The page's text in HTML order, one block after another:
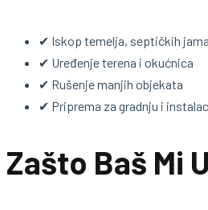
✔ Iskop temelja, septičkih
✔ Uređenje terena i okućnica
✔ Rušenje manjih objekata
✔ Priprema za gradnju i
Zašto Baš Mi